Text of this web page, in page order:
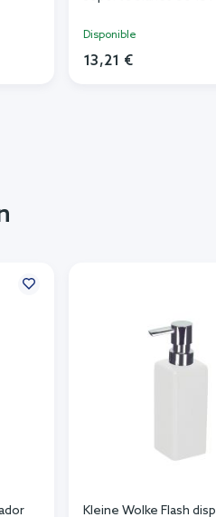
Disponible
13,21 €
Kleine Wolke Flash